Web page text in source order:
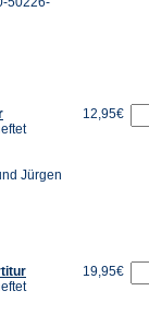
Jürgen
12,95€
19,95€